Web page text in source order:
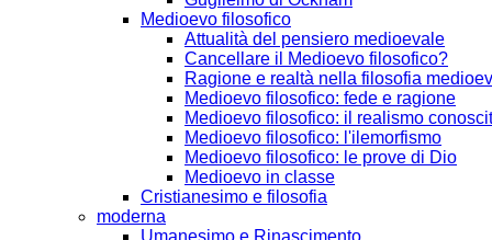
Medioevo filosofico
Attualità del pensiero medioevale
Cancellare il Medioevo filosofico?
Ragione e realtà nella filosofia
Medioevo filosofico: fede e ragione
Medioevo filosofico: il realismo
Medioevo filosofico: l'ilemorfismo
Medioevo filosofico: le prove di Dio
Medioevo in classe
Cristianesimo e filosofia
moderna
Umanesimo e Rinascimento